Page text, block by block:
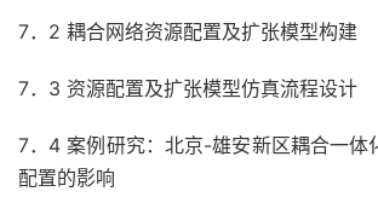
7．2 耦合网络资源配置及扩张模型构建
7．3 资源配置及扩张模型仿真流程设计
7．4 案例研究：北京-雄安新区耦合一体
配置的影响